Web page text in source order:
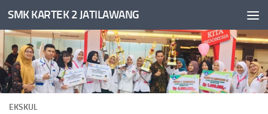
Skip to content
SMK KARTEK 2 JATILAWANG
EKSKUL